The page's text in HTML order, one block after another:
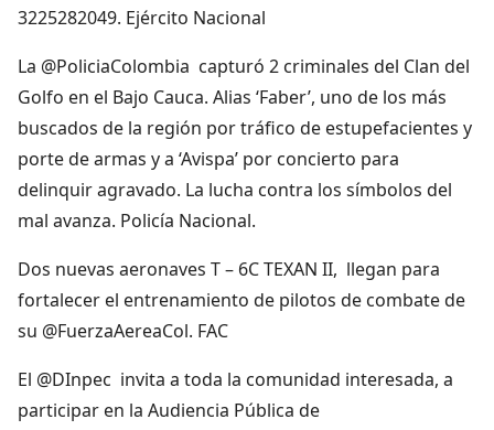
3225282049. Ejército Nacional
La @PoliciaColombia capturó 2 criminales del Clan del
Golfo en el Bajo Cauca. Alias ‘Faber’, uno de los más
buscados de la región por tráfico de estupefacientes y
porte de armas y a ‘Avispa’ por concierto para
delinquir agravado. La lucha contra los símbolos del
mal avanza. Policía Nacional.
Dos nuevas aeronaves T – 6C TEXAN II, llegan para
fortalecer el entrenamiento de pilotos de combate de
su @FuerzaAereaCol. FAC
El @DInpec invita a toda la comunidad interesada, a
participar en la Audiencia Pública de